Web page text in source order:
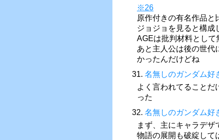
※26
原作付きの有名作品と
ジョジョを見ると構成
AGEは批判材料とし
あと主人公は後の世代
かったんだけどね
31. 名無しのガンダム好
よく言われてることだ
った
32. 名無しのガンダム好
まず、主にキャラデ
物語の展開も破綻して